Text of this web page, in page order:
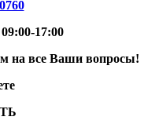
17:00
на все Ваши вопросы!